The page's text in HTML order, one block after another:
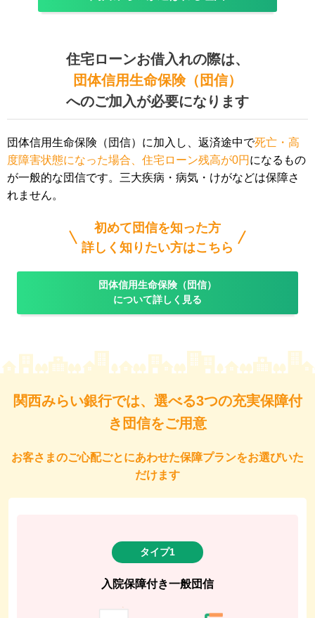
住宅ローンお借入れの際は、
団体信用生命保険（団信）
へのご加入が必要になります
団体信用生命保険（団信）に加入し、返済途中で死亡・高
度障害状態になった場合、住宅ローン残高が0円 になるもの
が一般的な団信です。三大疾病・病気・けがなどは保障さ
れません。
初めて団信を知った方
詳しく知りたい方はこちら
団体信用生命保険（団信）
について詳しく見る
関西みらい銀行では、選べる3つの充実保障付
き団信をご用意
お客さまのご心配ごとにあわせた保障プランをお選びいた
だけます
タイプ1
入院保障付き一般団信